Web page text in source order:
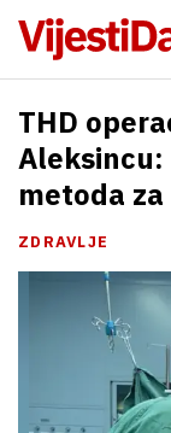
THD
Aleksincu:
metoda
ZDRAVLJE